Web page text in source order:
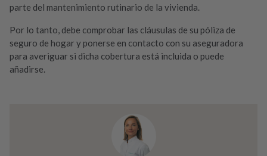
parte del mantenimiento rutinario de la vivienda.
Por lo tanto, debe comprobar las cláusulas de su póliza de
seguro de hogar y ponerse en contacto con su aseguradora
para averiguar si dicha cobertura está incluida o puede
añadirse.